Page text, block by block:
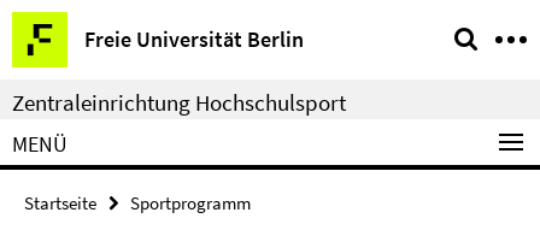
Springe
direkt
zu
Inhalt
Freie Universität Berlin
Service-
Navigation
Zentraleinrichtung Hochschulsport
MENÜ
Startseite Sportprogramm